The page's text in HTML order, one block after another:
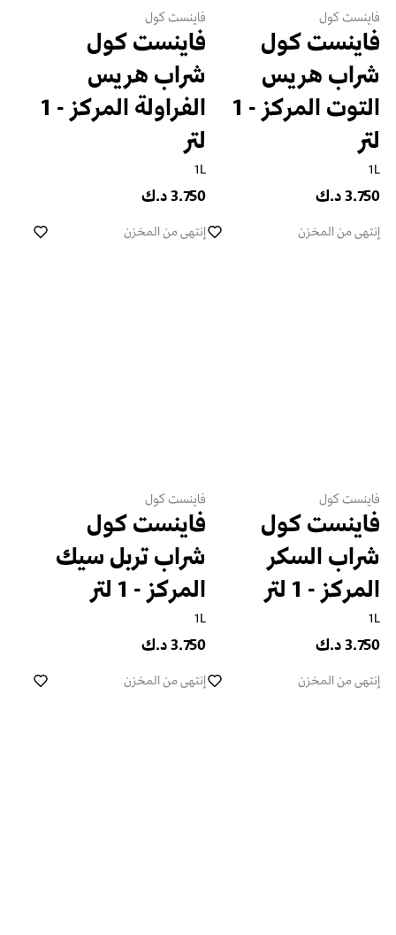
فاينست كول
فاينست كول
شراب هريس
التوت المركز - 1
لتر
1L
3.750 د.ك
إنتهى من المخزن
فاينست كول
فاينست كول
شراب هريس
الفراولة المركز - 1
لتر
1L
3.750 د.ك
إنتهى من المخزن
فاينست كول
فاينست كول
شراب السكر
المركز - 1 لتر
1L
3.750 د.ك
إنتهى من المخزن
فاينست كول
فاينست كول
شراب تربل سيك
المركز - 1 لتر
1L
3.750 د.ك
إنتهى من المخزن